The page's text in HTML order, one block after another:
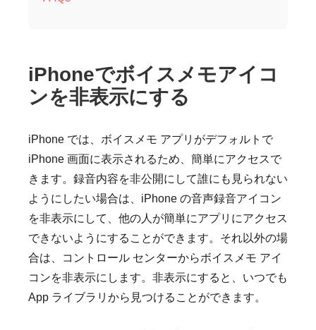
iPhoneでボイスメモアイコ
ンを非表示にする
iPhone では、ボイスメモ アプリがデフォルトで
iPhone 画面に表示されるため、簡単にアクセスで
きます。録音内容を非公開にして誰にも見られない
ようにしたい場合は、iPhone の音声録音アイコン
を非表示にして、他の人が簡単にアプリにアクセス
できないようにすることができます。それ以外の場
合は、コントロール センターからボイスメモ アイ
コンを非表示にします。非表示にすると、いつでも
App ライブラリから見つけることができます。